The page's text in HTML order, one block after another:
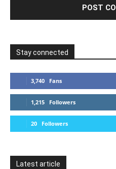
Stay connected
3,740 Fans
1,215 Followers
20 Followers
Latest article